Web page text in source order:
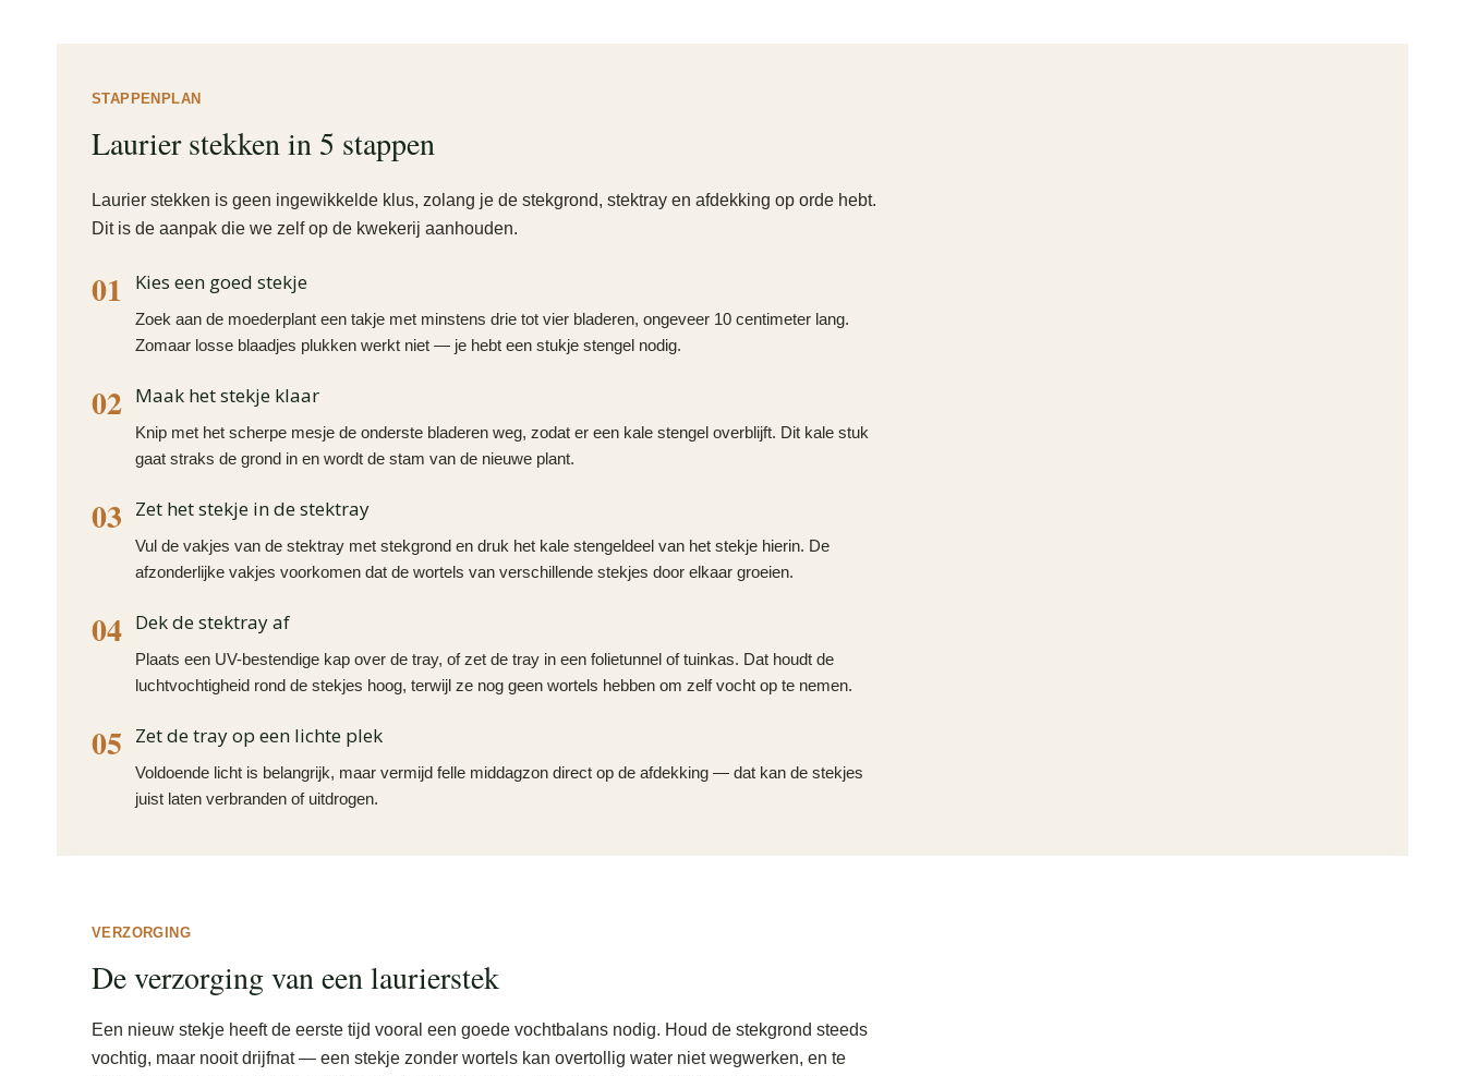
STAPPENPLAN
Laurier stekken in 5 stappen
Laurier stekken is geen ingewikkelde klus, zolang je de stekgrond, stektray en afdekking op orde hebt.
Dit is de aanpak die we zelf op de kwekerij aanhouden.
01 Kies een goed stekje
Zoek aan de moederplant een takje met minstens drie tot vier bladeren, ongeveer 10 centimeter lang.
Zomaar losse blaadjes plukken werkt niet — je hebt een stukje stengel nodig.
02 Maak het stekje klaar
Knip met het scherpe mesje de onderste bladeren weg, zodat er een kale stengel overblijft. Dit kale stuk
gaat straks de grond in en wordt de stam van de nieuwe plant.
03 Zet het stekje in de stektray
Vul de vakjes van de stektray met stekgrond en druk het kale stengeldeel van het stekje hierin. De
afzonderlijke vakjes voorkomen dat de wortels van verschillende stekjes door elkaar groeien.
04 Dek de stektray af
Plaats een UV-bestendige kap over de tray, of zet de tray in een folietunnel of tuinkas. Dat houdt de
luchtvochtigheid rond de stekjes hoog, terwijl ze nog geen wortels hebben om zelf vocht op te nemen.
05 Zet de tray op een lichte plek
Voldoende licht is belangrijk, maar vermijd felle middagzon direct op de afdekking — dat kan de stekjes
juist laten verbranden of uitdrogen.
VERZORGING
De verzorging van een laurierstek
Een nieuw stekje heeft de eerste tijd vooral een goede vochtbalans nodig. Houd de stekgrond steeds
vochtig, maar nooit drijfnat — een stekje zonder wortels kan overtollig water niet wegwerken, en te